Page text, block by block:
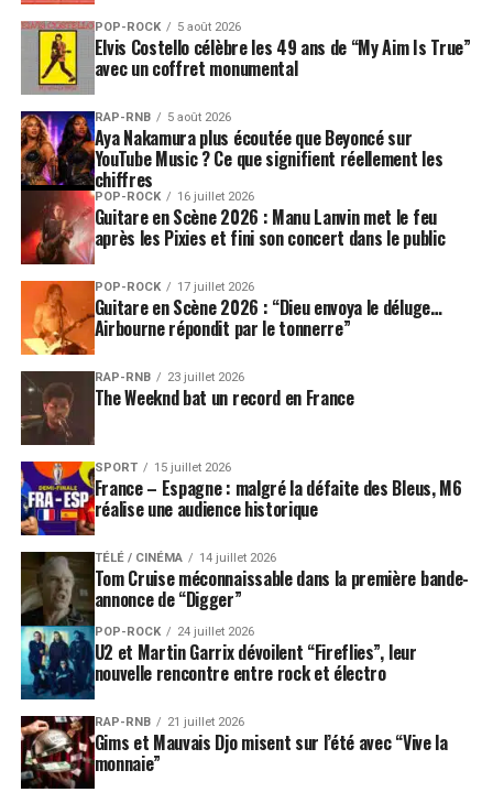
POP-ROCK 5 août 2026
Elvis Costello célèbre les 49 ans de “My Aim Is True”
avec un coffret monumental
RAP-RNB 5 août 2026
Aya Nakamura plus écoutée que Beyoncé sur
YouTube Music ? Ce que signifient réellement les
chiffres
POP-ROCK 16 juillet 2026
Guitare en Scène 2026 : Manu Lanvin met le feu
après les Pixies et fini son concert dans le public
POP-ROCK 17 juillet 2026
Guitare en Scène 2026 : “Dieu envoya le déluge…
Airbourne répondit par le tonnerre”
RAP-RNB 23 juillet 2026
The Weeknd bat un record en France
SPORT 15 juillet 2026
France – Espagne : malgré la défaite des Bleus, M6
réalise une audience historique
TÉLÉ / CINÉMA 14 juillet 2026
Tom Cruise méconnaissable dans la première bande-
annonce de “Digger”
POP-ROCK 24 juillet 2026
U2 et Martin Garrix dévoilent “Fireflies”, leur
nouvelle rencontre entre rock et électro
RAP-RNB 21 juillet 2026
Gims et Mauvais Djo misent sur l’été avec “Vive la
monnaie”